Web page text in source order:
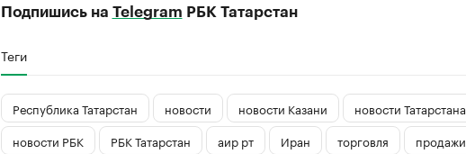
Подпишись на Telegram РБК Татарстан
Теги
Республика Татарстан новости новости Казани
новости Татарстана
новости РБК
РБК Татарстан аир рт Иран торговля
продажи